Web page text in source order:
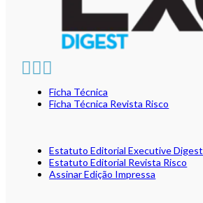
Ficha Técnica
Ficha Técnica Revista Risco
Estatuto Editorial Executive Digest
Estatuto Editorial Revista Risco
Assinar Edição Impressa